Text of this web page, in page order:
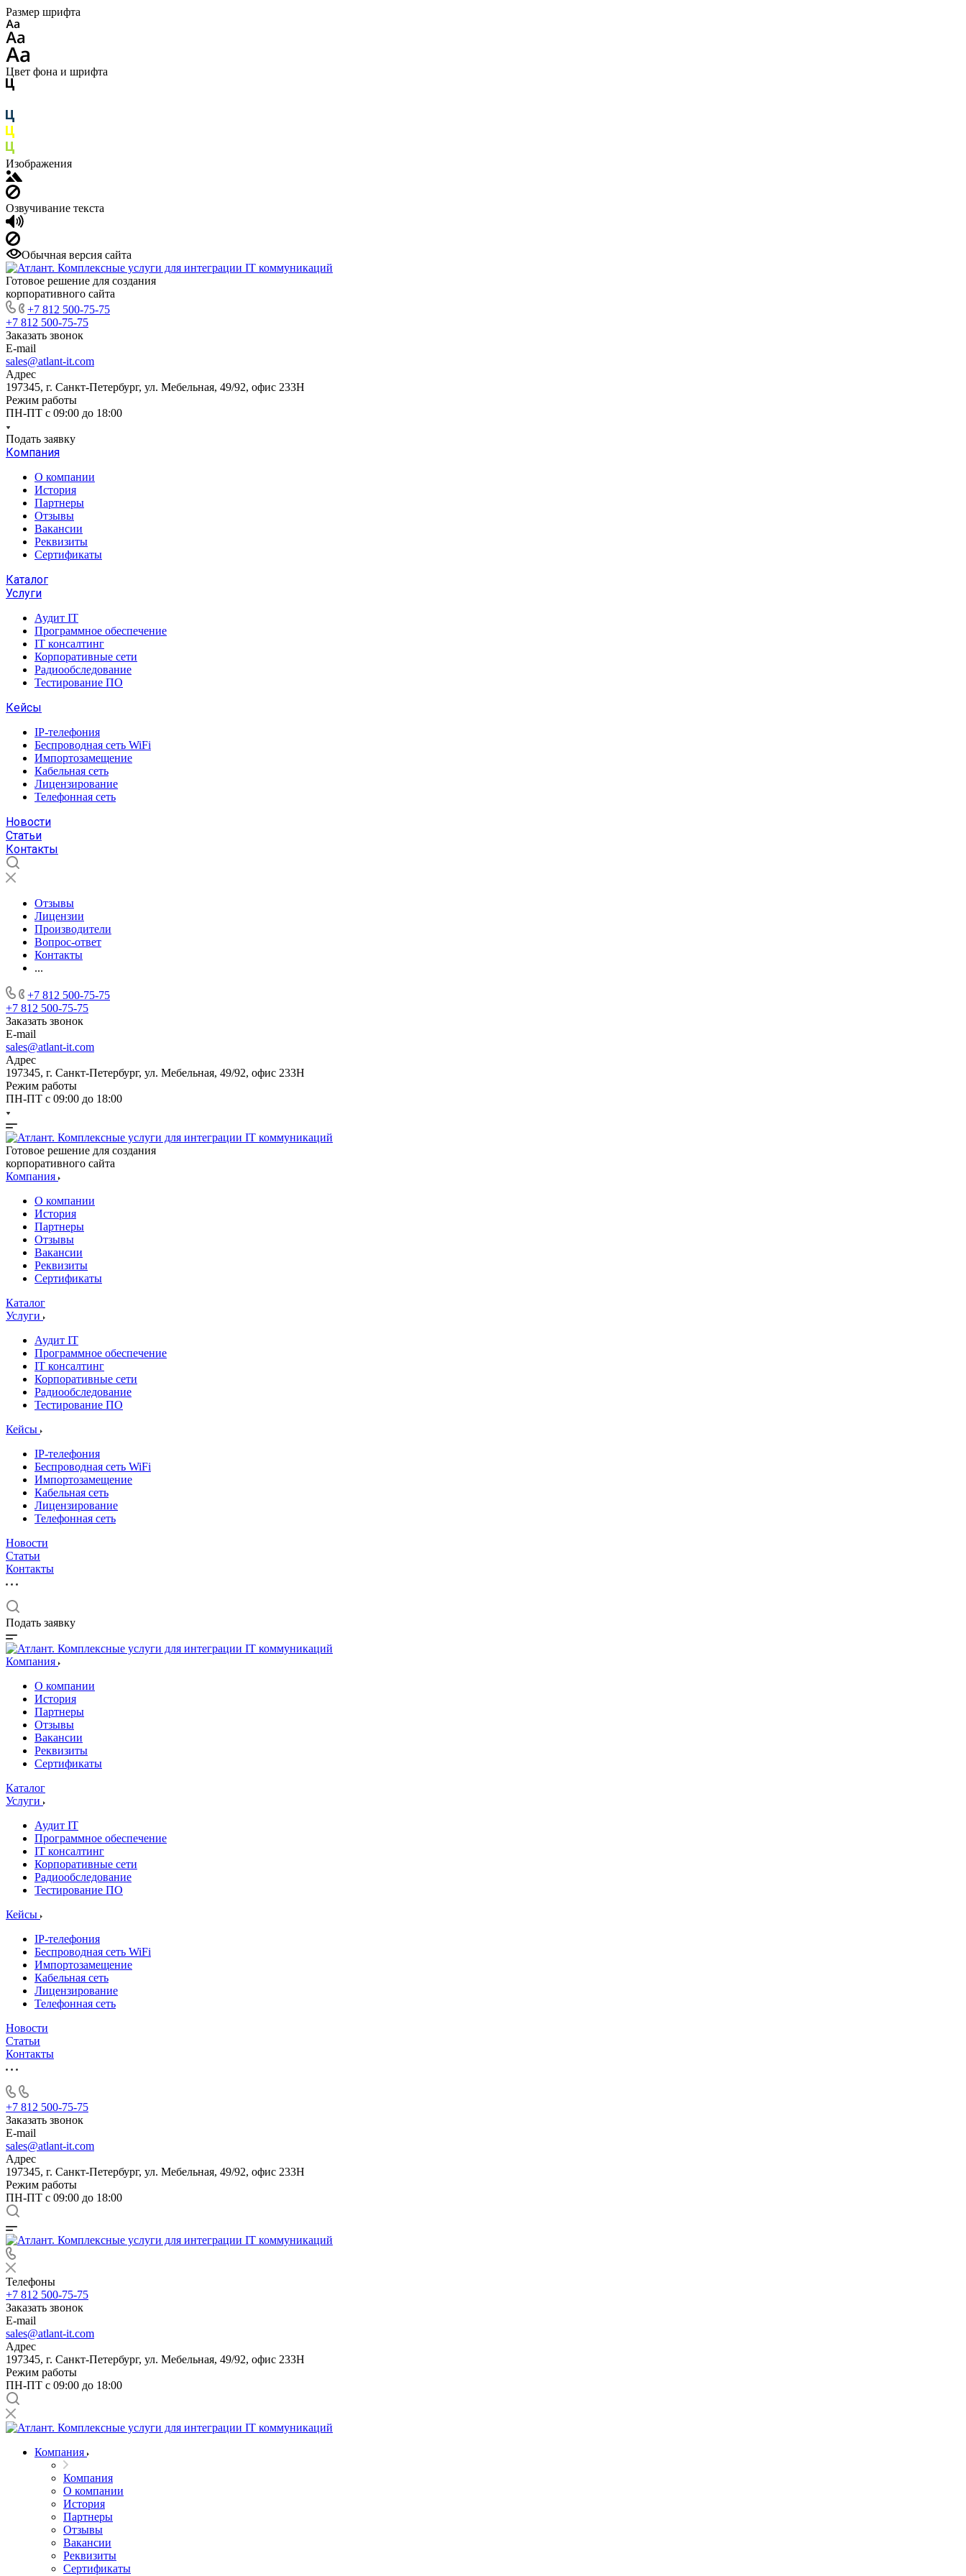
Размер шрифта
Цвет фона и шрифта
Изображения
Озвучивание текста
Обычная версия сайта
Готовое решение для создания
корпоративного сайта
+7 812 500-75-75
+7 812 500-75-75
Заказать звонок
E-mail
sales@atlant-it.com
Адрес
197345, г. Санкт-Петербург, ул. Мебельная, 49/92, офис 233Н
Режим работы
ПН-ПТ с 09:00 до 18:00
Подать заявку
Компания
О компании
История
Партнеры
Отзывы
Вакансии
Реквизиты
Сертификаты
Каталог
Услуги
Аудит IT
Программное обеспечение
IT консалтинг
Корпоративные сети
Радиообследование
Тестирование ПО
Кейсы
IP-телефония
Беспроводная сеть WiFi
Импортозамещение
Кабельная сеть
Лицензирование
Телефонная сеть
Новости
Статьи
Контакты
Отзывы
Лицензии
Производители
Вопрос-ответ
Контакты
...
+7 812 500-75-75
+7 812 500-75-75
Заказать звонок
E-mail
sales@atlant-it.com
Адрес
197345, г. Санкт-Петербург, ул. Мебельная, 49/92, офис 233Н
Режим работы
ПН-ПТ с 09:00 до 18:00
Готовое решение для создания
корпоративного сайта
Компания
О компании
История
Партнеры
Отзывы
Вакансии
Реквизиты
Сертификаты
Каталог
Услуги
Аудит IT
Программное обеспечение
IT консалтинг
Корпоративные сети
Радиообследование
Тестирование ПО
Кейсы
IP-телефония
Беспроводная сеть WiFi
Импортозамещение
Кабельная сеть
Лицензирование
Телефонная сеть
Новости
Статьи
Контакты
Подать заявку
Компания
О компании
История
Партнеры
Отзывы
Вакансии
Реквизиты
Сертификаты
Каталог
Услуги
Аудит IT
Программное обеспечение
IT консалтинг
Корпоративные сети
Радиообследование
Тестирование ПО
Кейсы
IP-телефония
Беспроводная сеть WiFi
Импортозамещение
Кабельная сеть
Лицензирование
Телефонная сеть
Новости
Статьи
Контакты
+7 812 500-75-75
Заказать звонок
E-mail
sales@atlant-it.com
Адрес
197345, г. Санкт-Петербург, ул. Мебельная, 49/92, офис 233Н
Режим работы
ПН-ПТ с 09:00 до 18:00
Телефоны
+7 812 500-75-75
Заказать звонок
E-mail
sales@atlant-it.com
Адрес
197345, г. Санкт-Петербург, ул. Мебельная, 49/92, офис 233Н
Режим работы
ПН-ПТ с 09:00 до 18:00
Компания
Компания
О компании
История
Партнеры
Отзывы
Вакансии
Реквизиты
Сертификаты